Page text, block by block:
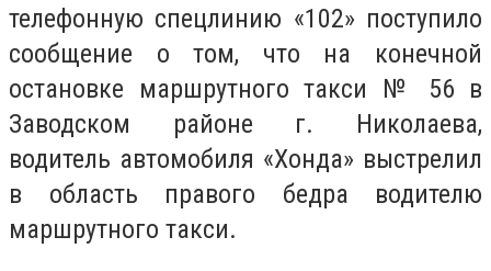
телефонную спецлинию «102» поступило
сообщение о том, что на конечной
остановке маршрутного такси № 56 в
Заводском районе г. Николаева,
водитель автомобиля «Хонда» выстрелил
в область правого бедра водителю
маршрутного такси.